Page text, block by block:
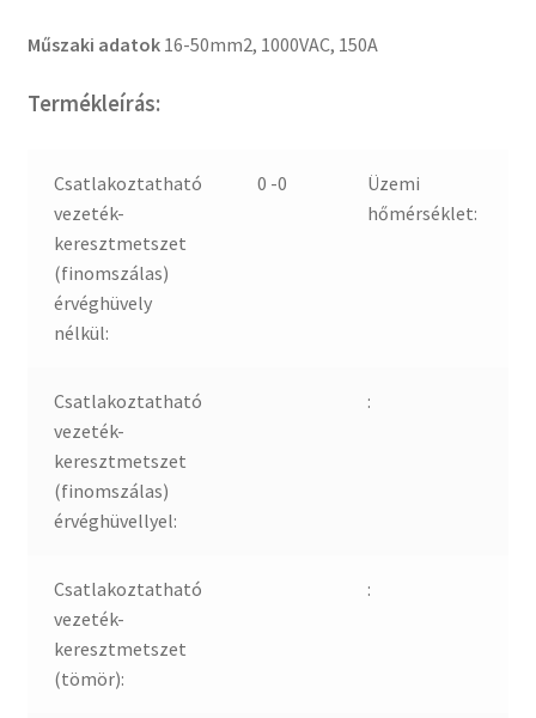
Műszaki adatok 16-50mm2, 1000VAC, 150A
Termékleírás:
Csatlakoztatható
vezeték-
keresztmetszet
(finomszálas)
érvéghüvely
nélkül:
0 -0
Üzemi
hőmérséklet:
Csatlakoztatható
vezeték-
keresztmetszet
(finomszálas)
érvéghüvellyel:
:
Csatlakoztatható
vezeték-
keresztmetszet
(tömör):
: